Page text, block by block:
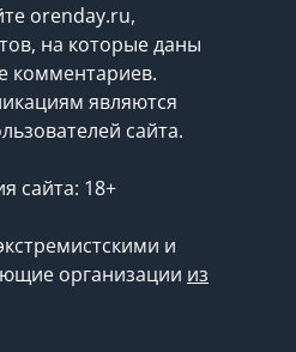
orenday.ru,
на которые даны
комментариев.
являются
сайта.
сайта: 18+
и
организации из